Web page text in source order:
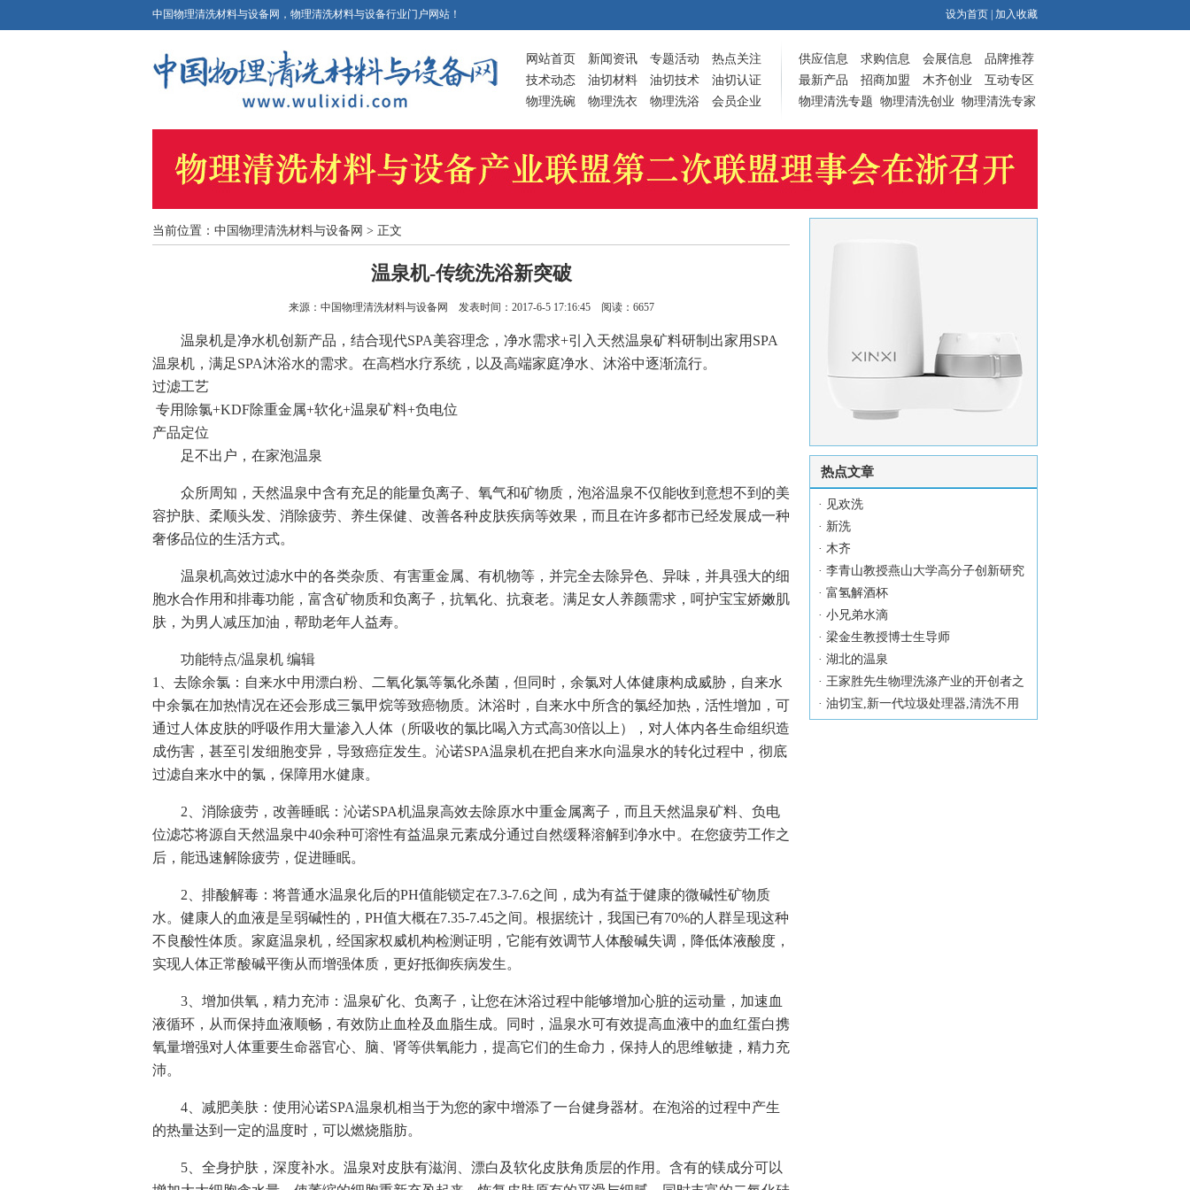
中国物理清洗材料与设备网，物理清洗材料与设备行业门户网站！ 设为首页 加入收藏
网站首页 新闻资讯 专题活动
热点关注
技术动态
油切材料 油切技术
油切认证
物理洗碗
物理洗衣 物理洗浴 会员企业
供应信息 求购信息 会展信息
品牌推荐
最新产品
招商加盟 木齐创业
互动专区
物理清洗专题 物理清洗创业 物理清洗专家
当前位置： 中国物理清洗材料与设备网 > 正文
温泉机-传统洗浴新突破
来源： 中国物理清洗材料与设备网 发表时间：2017-6-5 17:16:45 阅读：6657
温泉机是净水机创新产品，结合现代SPA美容理念，净水需求+引入天然温泉矿料研制出家用SPA
温泉机，满足SPA沐浴水的需求。在高档水疗系统，以及高端家庭净水、沐浴中逐渐流行。
过滤工艺
专用除氯+KDF除重金属+软化+温泉矿料+负电位
产品定位
足不出户，在家泡温泉
众所周知，天然温泉中含有充足的能量负离子、氧气和矿物质，泡浴温泉不仅能收到意想不到的美
容护肤、柔顺头发、消除疲劳、养生保健、改善各种皮肤疾病等效果，而且在许多都市已经发展成一种
奢侈品位的生活方式。
温泉机高效过滤水中的各类杂质、有害重金属、有机物等，并完全去除异色、异味，并具强大的细
胞水合作用和排毒功能，富含矿物质和负离子，抗氧化、抗衰老。满足女人养颜需求，呵护宝宝娇嫩肌
肤，为男人减压加油，帮助老年人益寿。
功能特点/温泉机 编辑
1、去除余氯：自来水中用漂白粉、二氧化氯等氯化杀菌，但同时，余氯对人体健康构成威胁，自来水
中余氯在加热情况在还会形成三氯甲烷等致癌物质。沐浴时，自来水中所含的氯经加热，活性增加，可
通过人体皮肤的呼吸作用大量渗入人体（所吸收的氯比喝入方式高30倍以上），对人体内各生命组织造
成伤害，甚至引发细胞变异，导致癌症发生。沁诺SPA温泉机在把自来水向温泉水的转化过程中，彻底
过滤自来水中的氯，保障用水健康。
2、消除疲劳，改善睡眠：沁诺SPA机温泉高效去除原水中重金属离子，而且天然温泉矿料、负电
位滤芯将源自天然温泉中40余种可溶性有益温泉元素成分通过自然缓释溶解到净水中。在您疲劳工作之
后，能迅速解除疲劳，促进睡眠。
2、排酸解毒：将普通水温泉化后的PH值能锁定在7.3-7.6之间，成为有益于健康的微碱性矿物质
水。健康人的血液是呈弱碱性的，PH值大概在7.35-7.45之间。根据统计，我国已有70%的人群呈现这种
不良酸性体质。家庭温泉机，经国家权威机构检测证明，它能有效调节人体酸碱失调，降低体液酸度，
实现人体正常酸碱平衡从而增强体质，更好抵御疾病发生。
3、增加供氧，精力充沛：温泉矿化、负离子，让您在沐浴过程中能够增加心脏的运动量，加速血
液循环，从而保持血液顺畅，有效防止血栓及血脂生成。同时，温泉水可有效提高血液中的血红蛋白携
氧量增强对人体重要生命器官心、脑、肾等供氧能力，提高它们的生命力，保持人的思维敏捷，精力充
沛。
4、减肥美肤：使用沁诺SPA温泉机相当于为您的家中增添了一台健身器材。在泡浴的过程中产生
的热量达到一定的温度时，可以燃烧脂肪。
5、全身护肤，深度补水。温泉对皮肤有滋润、漂白及软化皮肤角质层的作用。含有的镁成分可以
热点文章
· 见欢洗
· 新洗
· 木齐
· 李青山教授燕山大学高分子创新研究
· 富氢解酒杯
· 小兄弟水滴
· 梁金生教授博士生导师
· 湖北的温泉
· 王家胜先生物理洗涤产业的开创者之
· 油切宝,新一代垃圾处理器,清洗不用